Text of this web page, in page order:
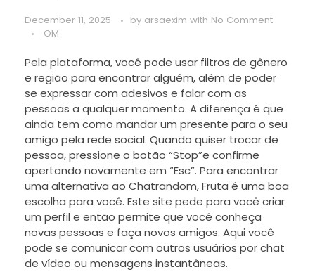
December 11, 2025 by arsaexim with No Comment
OM
Pela plataforma, você pode usar filtros de gênero
e região para encontrar alguém, além de poder
se expressar com adesivos e falar com as
pessoas a qualquer momento. A diferença é que
ainda tem como mandar um presente para o seu
amigo pela rede social. Quando quiser trocar de
pessoa, pressione o botão “Stop”e confirme
apertando novamente em “Esc”. Para encontrar
uma alternativa ao Chatrandom, Fruta é uma boa
escolha para você. Este site pede para você criar
um perfil e então permite que você conheça
novas pessoas e faça novos amigos. Aqui você
pode se comunicar com outros usuários por chat
de vídeo ou mensagens instantâneas.